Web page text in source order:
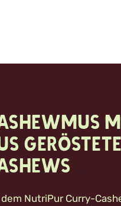
NutriPur Curry-